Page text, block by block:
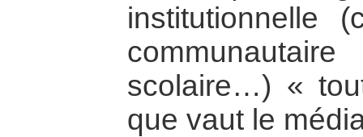
institutionnelle
scolaire…) «
que vaut le